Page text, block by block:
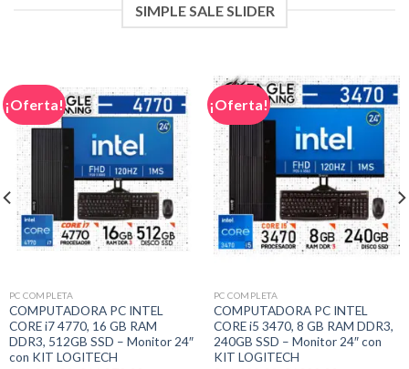
SIMPLE SALE SLIDER
¡Oferta!
PC COMPLETA
COMPUTADORA PC INTEL
CORE i7 4770, 16 GB RAM
DDR3, 512GB SSD – Monitor 24″
con KIT LOGITECH
¡Oferta!
PC COMPLETA
COMPUTADORA PC INTEL
CORE i5 3470, 8 GB RAM DDR3,
240GB SSD – Monitor 24″ con
KIT LOGITECH